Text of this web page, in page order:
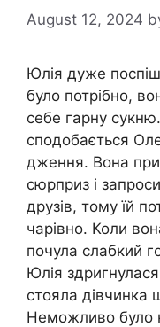
August 12, 2024
Юлія дуже
було потрібно,
себе гарну
сподобається
дження. Вона
сюрприз і
друзів, тому їй
чарівно. Коли
почула слабкий
Юлія
стояла дівчинка
Неможливо було